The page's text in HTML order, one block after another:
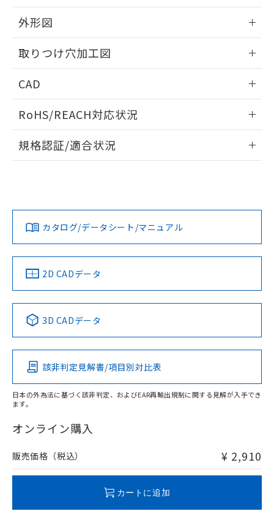
外形図
取りつけ穴加工図
CAD
ドすることができます。
ログイン/会員登録
ダウンロードデータをご利用いただく前に、以下を必ずお読
みください。
ソフトウェアの使用条件
RoHS/REACH対応状況
EU RoHS 注意事項・凡例
対応済み
中国 RoHS 注意事項・凡例
Pb Hg Cd Cr(VI)
O
在庫等で未対応品が混在する可能性があります。
問い合わせください。
規格認証/適合状況
LR型式承認
（イギリス
船舶規格）
DNV型式承認
（ノルウェー
BV型式承認
（フランス
KR型式
（韓国
No No No No
この製品の規格認証/適合状況ページへ
その他の認証はこちらのページからご検索ください
カタログ/データシート/マニュアル
2D CADデータ
3D CADデータ
該非判定見解書/項目別対比表
日本の外為法に基づく該非判定、およびEAR再輸出規制に関する見解が入手でき
ます。
オンライン購入
販売価格（税込） ¥ 2,910
カートに追加
物質の対応では、対応完了までの期間は出
荷製品に未対応品が混在することから備考
既に当社にて対応品への在庫切替を完了
していることから、特段のことがない限
り、2022年1月12日より割愛しておりま